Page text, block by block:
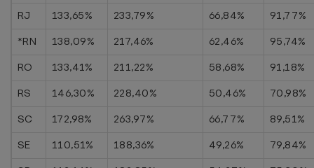
RJ
133,65% 233,79% 66,84%
91,77%
*RN
138,09% 217,46% 62,46%
95,74%
RO
133,41% 211,22% 58,68%
91,18%
RS
146,30% 228,40% 50,46%
70,98%
SC
172,98% 263,97% 66,77%
89,51%
SE
110,51% 188,36% 49,26%
79,84%